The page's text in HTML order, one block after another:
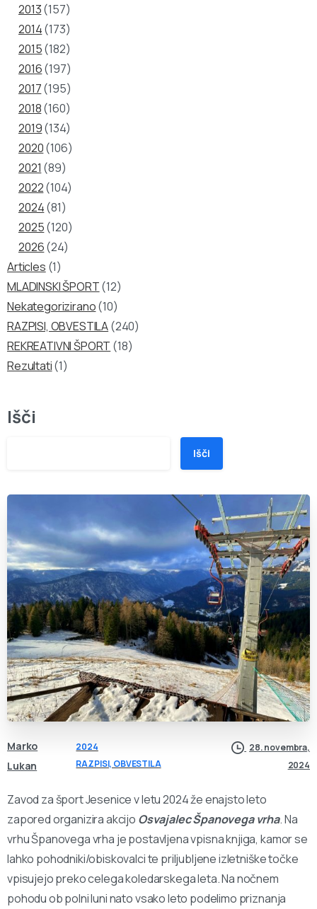
2013(157)
2014(173)
2015(182)
2016(197)
2017(195)
2018(160)
2019(134)
2020(106)
2021 (89)
2022(104)
2024(81)
2025(120)
2026(24)
Articles (1)
MLADINSKI ŠPORT(12)
Nekategorizirano(10)
RAZPISI, OBVESTILA(240)
REKREATIVNI ŠPORT (18)
Rezultati(1)
Išči
Išči
Marko
Lukan
2024
RAZPISI, OBVESTILA
28. novembra,
2024
Zavod za šport Jesenice v letu 2024 že enajsto leto
zapored organizira akcijo Osvajalec Španovega vrha. Na
vrhu Španovega vrha je postavljena vpisna knjiga, kamor se
lahko pohodniki/obiskovalci te priljubljene izletniške točke
vpisujejo preko celega koledarskega leta. Na nočnem
pohodu ob polni luni nato vsako leto podelimo priznanja